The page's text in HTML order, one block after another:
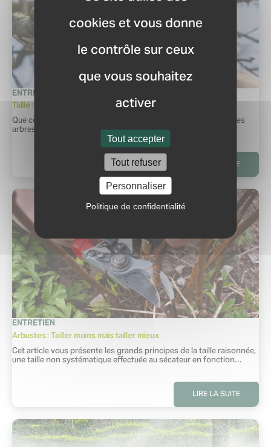
cookies et vous donne
le contrôle sur ceux
que vous souhaitez
activer
Tout accepter
Tout refuser
Personnaliser
Politique de confidentialité
Taille : Adopter les bons gestes
CATÉGORIE
ENTRETIEN
Extrait :
Que ce soit pour tailler les arbres, les arbustes d’ornement ou les
arbres fruitiers, les règles à respecter sont globalement…
LIRE LA SUITE
Arbustes : Tailler moins mais tailler mieux
CATÉGORIE
ENTRETIEN
Extrait :
Cet article vous présente les grands principes de la taille raisonnée,
une taille non systématique effectuée au sécateur en fonction…
LIRE LA SUITE